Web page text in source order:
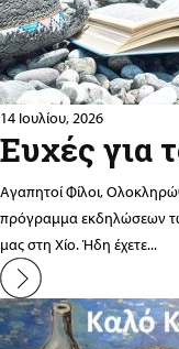
14 Ιουλίου, 2026
Ευχές για
Αγαπητοί Φίλοι,
πρόγραμμα εκδηλώσεων
μας στη Χίο. Ήδη έχετε...